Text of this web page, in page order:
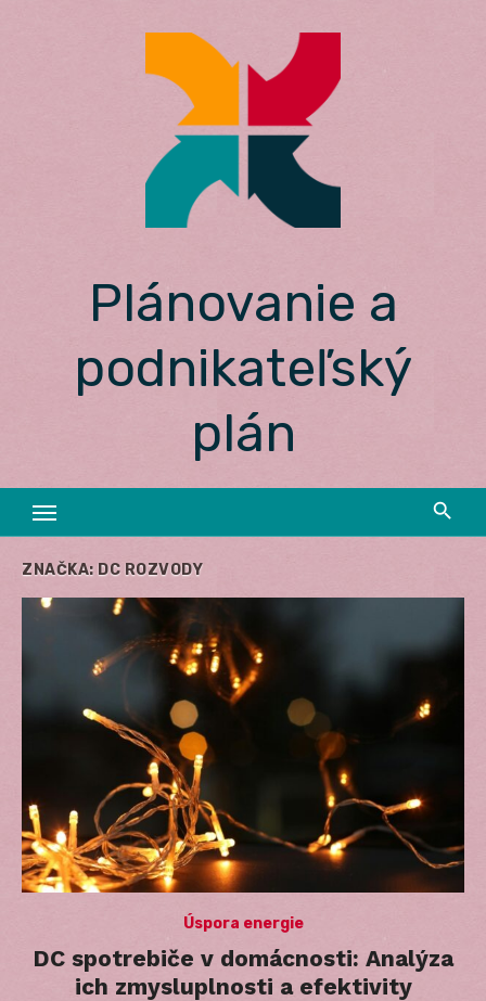
Plánovanie a
podnikateľský
plán
ZNAČKA: DC ROZVODY
Úspora energie
DC spotrebiče v domácnosti: Analýza
ich zmysluplnosti a efektivity